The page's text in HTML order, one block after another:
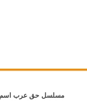
مسلسل حق عرب